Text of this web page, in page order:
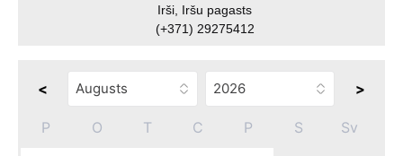
Irši, Iršu pagasts
(+371) 29275412
< >
P O T C P S Sv